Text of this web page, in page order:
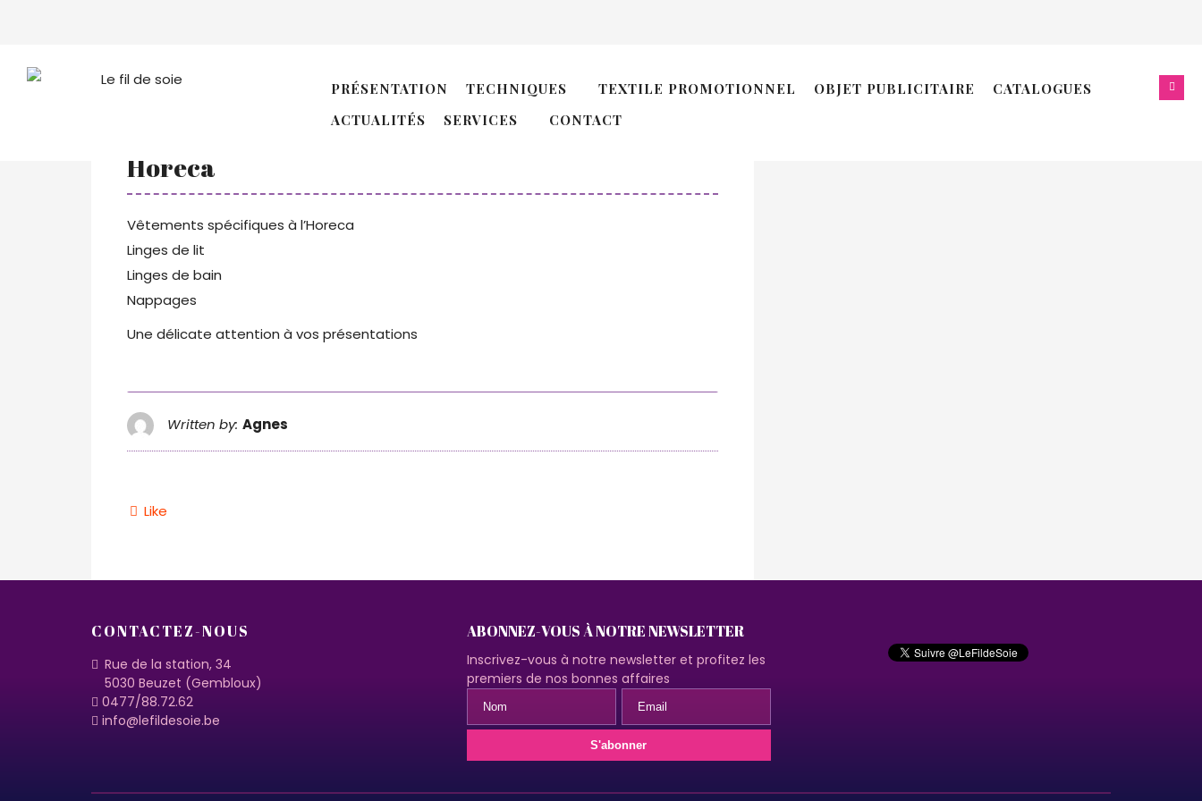
PRÉSENTATION TECHNIQUES TEXTILE PROMOTIONNEL OBJET PUBLICITAIRE
CATALOGUES
ACTUALITÉS
SERVICES CONTACT
Horeca
Horeca
Vêtements spécifiques à l’Horeca
Linges de lit
Linges de bain
Nappages
Une délicate attention à vos présentations
Written by: Agnes
Like
CONTACTEZ-NOUS
Rue de la station, 34
5030 Beuzet (Gembloux)
0477/88.72.62
info@lefildesoie.be
ABONNEZ-VOUS À NOTRE NEWSLETTER
Inscrivez-vous à notre newsletter et profitez les
premiers de nos bonnes affaires